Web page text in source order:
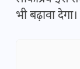
भी बढ़ावा देगा।